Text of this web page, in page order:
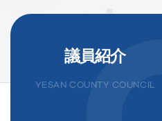
議員紹介
YESAN COUNTY COUNCIL